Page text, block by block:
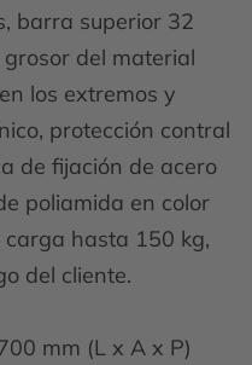
barra superior 32
del material
los extremos y
protección contral
de fijación de acero
poliamida en color
hasta 150 kg,
del cliente.
mm (L x A x P)